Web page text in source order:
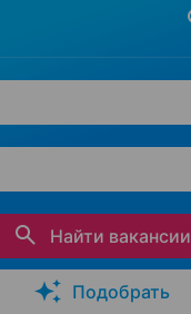
Найти вакансии
Подобрать